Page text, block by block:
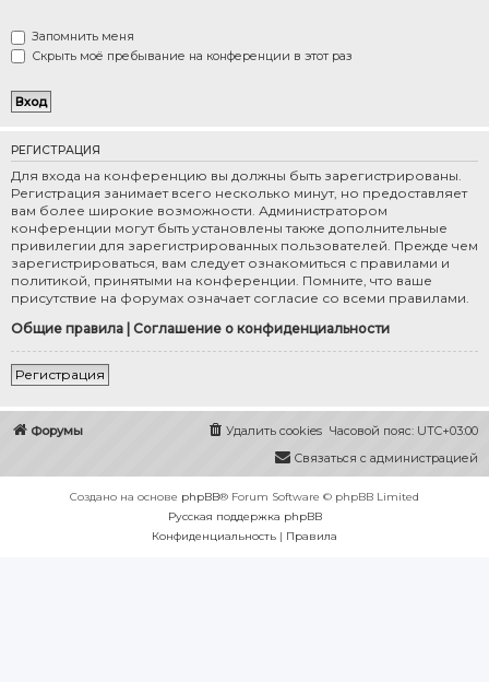
Запомнить меня
Скрыть моё пребывание на конференции в этот раз
РЕГИСТРАЦИЯ
Для входа на конференцию вы должны быть зарегистрированы.
Регистрация занимает всего несколько минут, но предоставляет
вам более широкие возможности. Администратором
конференции могут быть установлены также дополнительные
привилегии для зарегистрированных пользователей. Прежде чем
зарегистрироваться, вам следует ознакомиться с правилами и
политикой, принятыми на конференции. Помните, что ваше
присутствие на форумах означает согласие со всеми правилами.
Общие правила Соглашение о конфиденциальности
Регистрация
Форумы Часовой пояс: UTC+03:00
Удалить cookies
Связаться с администрацией
Создано на основе phpBB® Forum Software © phpBB Limited
Русская поддержка phpBB
Конфиденциальность | Правила